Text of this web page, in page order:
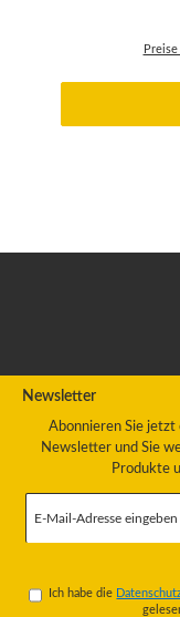
Newsletter
Abonnieren Sie jetzt
Newsletter und Sie
Produkte
Mail-
Ich habe die